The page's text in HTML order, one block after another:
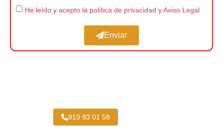
He leído y acepto la política de privacidad y Aviso Legal
Enviar
919 93 01 58